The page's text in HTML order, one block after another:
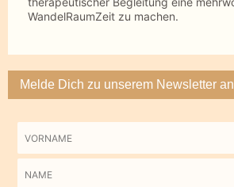
WandelRaumZeit zu machen.
Melde Dich zu unserem Newsletter an
Vorname
Name